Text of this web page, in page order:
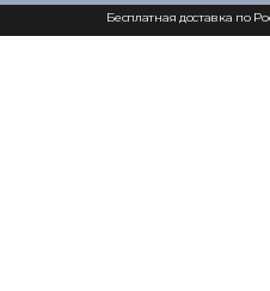
Бесплатная доставка по